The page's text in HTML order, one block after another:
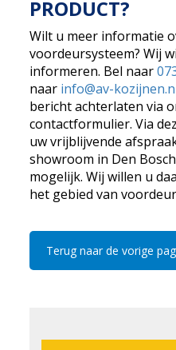
PRODUCT?
Wilt u meer informatie
voordeursysteem? Wij
informeren. Bel naar
naar info@av-
bericht achterlaten via
contactformulier. Via
uw vrijblijvende
showroom in Den
mogelijk. Wij willen u
het gebied van
Terug naar de vorige